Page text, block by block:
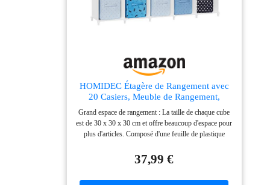
HOMIDEC Étagère de Rangement avec
20 Casiers, Meuble de Rangement,
Etagères Empilables en Plastique,
Bibliothèque, Armoire de Rangement
Modulaire pour Livres, Vêtements,
Jouets, Blanc
Grand espace de rangement : La taille de chaque cube
est de 30 x 30 x 30 cm et offre beaucoup d'espace pour
plus d'articles. Composé d'une feuille de plastique
connecteurs en résine ABS. Vous pouvez ranger toutes
sortes d'objets comme vous le souhaitez : livres,
37,99 €